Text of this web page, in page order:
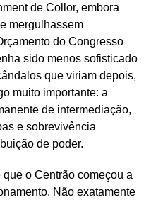
de Collor, embora
mergulhassem
do Congresso
sido menos sofisticado
que viriam depois,
muito importante: a
de intermediação,
e sobrevivência
de poder.
o Centrão começou a
Não exatamente